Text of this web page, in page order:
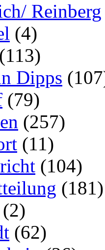
Reinberg
(4)
(113)
Dipps
(79)
(257)
(11)
(104)
(181)
(2)
(62)